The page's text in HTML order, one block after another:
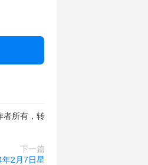
者所有，转
下一篇
2月7日星